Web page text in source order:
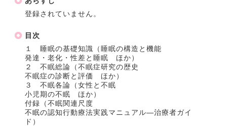
登録されていません。
目次
１ 睡眠の基礎知識（睡眠の構造と機能
発達・老化・性差と睡眠 ほか）
２ 不眠総論（不眠症研究の歴史
不眠症の診断と評価 ほか）
３ 不眠各論（女性と不眠
小児期の不眠 ほか）
付録（不眠関連尺度
不眠の認知行動療法実践マニュアル―治療者ガイ
ド）